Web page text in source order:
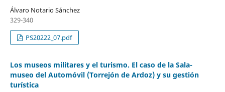
Álvaro Notario Sánchez
329-340
PS20222_07.pdf
Los museos militares y el turismo. El caso de la Sala-
museo del Automóvil (Torrejón de Ardoz) y su gestión
turística